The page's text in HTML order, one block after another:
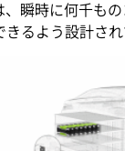
、瞬時に何千も
るよう設計され